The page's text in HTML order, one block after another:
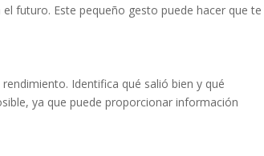
futuro. Este pequeño gesto puede hacer que te
Identifica qué salió bien y qué
ya que puede proporcionar información